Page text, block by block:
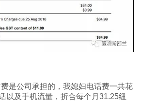
是公司承担的，我媳妇电话费一共花
以及手机流量，折合每个月31.25纽